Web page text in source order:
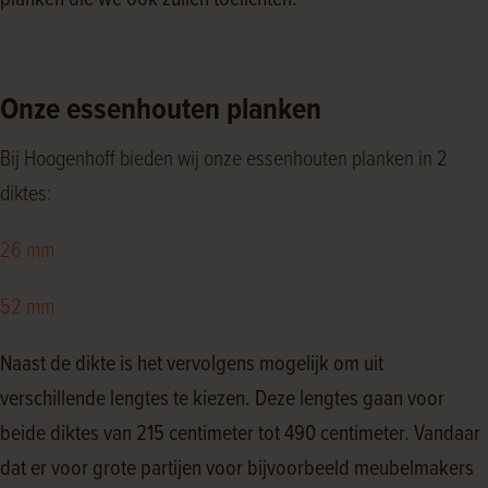
Onze essenhouten planken
Bij Hoogenhoff bieden wij onze essenhouten planken in 2
diktes:
26 mm
52 mm
Naast de dikte is het vervolgens mogelijk om uit
verschillende lengtes te kiezen. Deze lengtes gaan voor
beide diktes van 215 centimeter tot 490 centimeter. Vandaar
dat er voor grote partijen voor bijvoorbeeld meubelmakers